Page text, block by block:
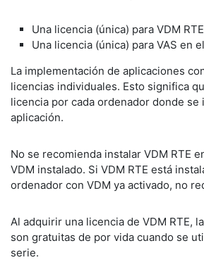
Una licencia (única) para VDM
Una licencia (única) para VAS en
La implementación de aplicaciones
licencias individuales. Esto significa
licencia por cada ordenador donde se
aplicación.
No se recomienda instalar VDM RTE
VDM instalado. Si VDM RTE está
ordenador con VDM ya activado, no
Al adquirir una licencia de VDM RTE,
son gratuitas de por vida cuando se
serie.